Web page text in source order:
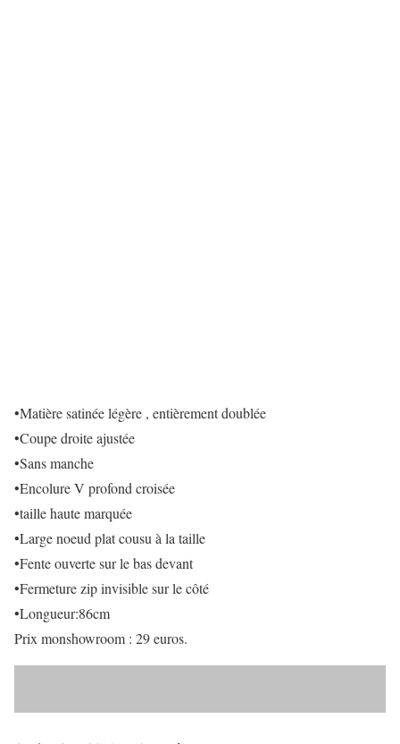
•Matière satinée légère , entièrement doublée
•Coupe droite ajustée
•Sans manche
•Encolure V profond croisée
•taille haute marquée
•Large noeud plat cousu à la taille
•Fente ouverte sur le bas devant
•Fermeture zip invisible sur le côté
•Longueur:86cm
Prix monshowroom : 29 euros.